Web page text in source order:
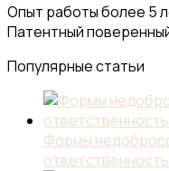
Опыт работы более 5
Патентный
Популярные статьи
Формы